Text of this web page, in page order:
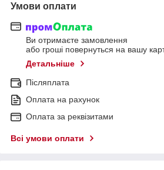
Умови оплати
Ви отримаєте замовлення
або гроші повернуться на вашу
Детальніше
Післяплата
Оплата на рахунок
Оплата за реквізитами
Всі умови оплати